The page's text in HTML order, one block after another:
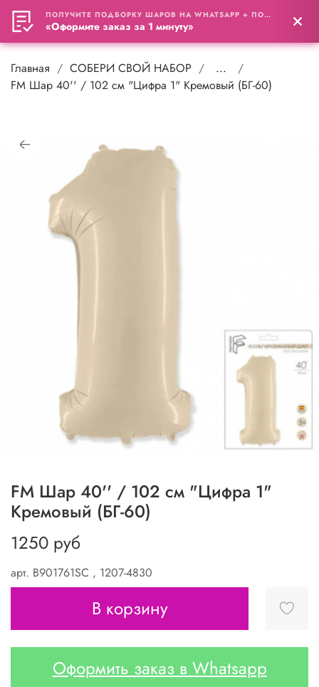
0
Главная СОБЕРИ СВОЙ НАБОР
...
FM Шар 40'' / 102 см "Цифра 1" Кремовый (БГ-60)
арт. B901761SC , 1207-4830
FM Шар 40'' / 102 см "Цифра 1"
Кремовый (БГ-60)
1250 руб
В корзину
Оформить заказ в Whatsapp
ПОЛУЧИТЕ ПОДБОРКУ ШАРОВ НА WHATSAPP + ПОДАРОК
«Оформите заказ за 1 минуту»